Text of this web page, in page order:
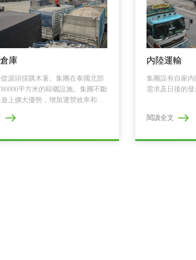
庫
源頭採購木薯。集團在泰國北部
平方米的晾曬設施。集團不斷
上擴大優勢，增加運營效率和盈
内陸運輸
集團設有自家
需求及日後的發
閱讀全文